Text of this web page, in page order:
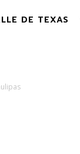
DE TEXAS